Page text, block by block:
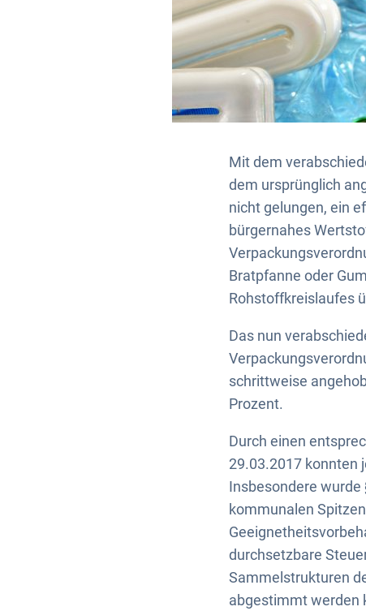
Mit dem
dem ursprünglich
nicht gelungen, ein
bürgernahes
Bratpfanne oder
Rohstoffkreislaufes
Das nun
schrittweise
Prozent.
Durch einen
29.03.2017 konnten
Insbesondere
kommunalen
durchsetzbare
Sammelstrukturen
abgestimmt werden